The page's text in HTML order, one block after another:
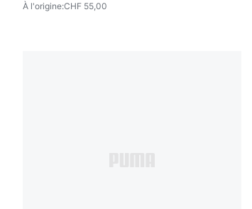
À l'origine:CHF 55,00